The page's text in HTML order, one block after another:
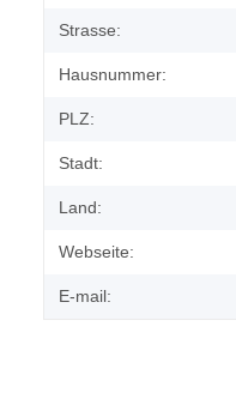
Strasse:
Hausnummer:
PLZ:
Stadt:
Land:
Webseite:
E-mail: